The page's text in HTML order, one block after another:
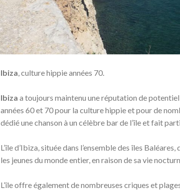
Ibiza, culture hippie années 70.
Ibiza a toujours maintenu une réputation de
années 60 et 70 pour la culture hippie et pour de
dédié une chanson à un célèbre bar de l’île et fait
L’île d’Ibiza, située dans l’ensemble des îles
les jeunes du monde entier, en raison de sa vie
L’île offre également de nombreuses criques et